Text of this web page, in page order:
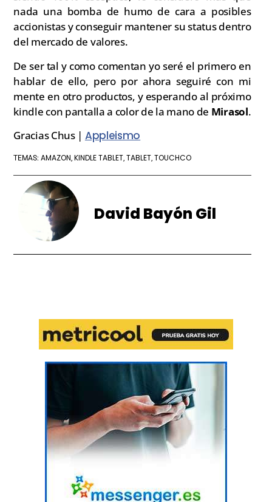
nada una bomba de humo de cara a posibles
accionistas y conseguir mantener su status dentro
del mercado de valores.
De ser tal y como comentan yo seré el primero en
hablar de ello, pero por ahora seguiré con mi
mente en otro productos, y esperando al próximo
kindle con pantalla a color de la mano de Mirasol.
Gracias Chus | Appleismo
TEMAS:AMAZON ,KINDLE TABLET ,TABLET ,TOUCHCO
David Bayón Gil